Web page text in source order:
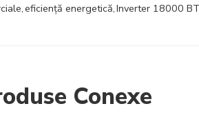
,eficiență energetică,Inverter 18000
Conexe